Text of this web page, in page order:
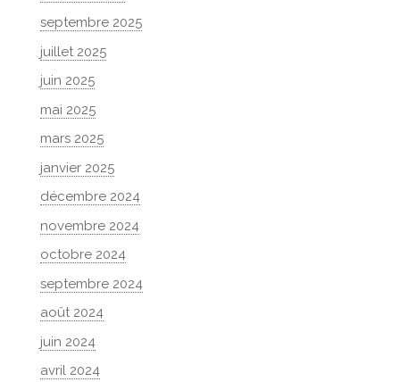
septembre 2025
juillet 2025
juin 2025
mai 2025
mars 2025
janvier 2025
décembre 2024
novembre 2024
octobre 2024
septembre 2024
août 2024
juin 2024
avril 2024